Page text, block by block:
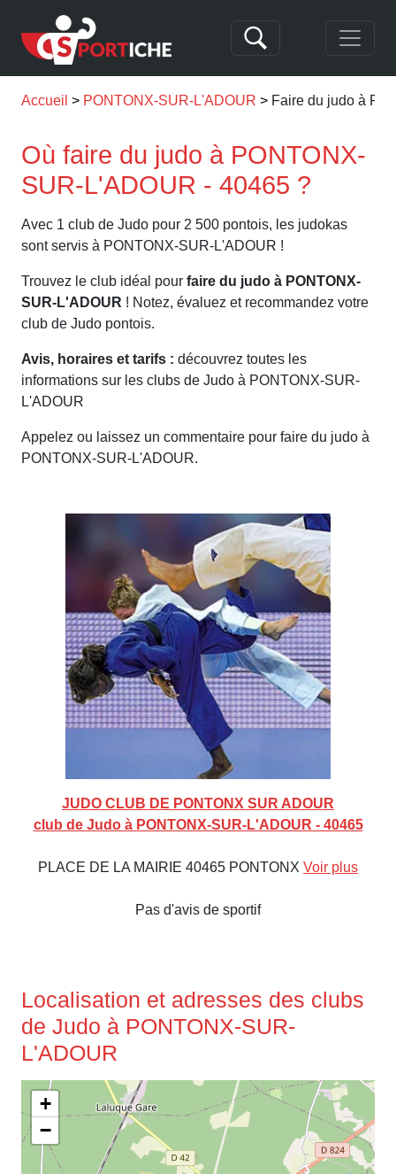
Accueil PONTONX-SUR-L'ADOUR Faire du judo à
Où faire du judo à PONTONX-
SUR-L'ADOUR - 40465 ?
Avec 1 club de Judo pour 2 500 pontois, les judokas
sont servis à PONTONX-SUR-L'ADOUR !
Trouvez le club idéal pour faire du judo à PONTONX-
SUR-L'ADOUR ! Notez, évaluez et recommandez votre
club de Judo pontois.
Avis, horaires et tarifs : découvrez toutes les
informations sur les clubs de Judo à PONTONX-SUR-
L'ADOUR
Appelez ou laissez un commentaire pour faire du judo à
PONTONX-SUR-L'ADOUR.
JUDO CLUB DE PONTONX SUR ADOUR
club de Judo à PONTONX-SUR-L'ADOUR - 40465
PLACE DE LA MAIRIE 40465 PONTONX Voir plus
Pas d'avis de sportif
Localisation et adresses des clubs
de Judo à PONTONX-SUR-
L'ADOUR
+
−